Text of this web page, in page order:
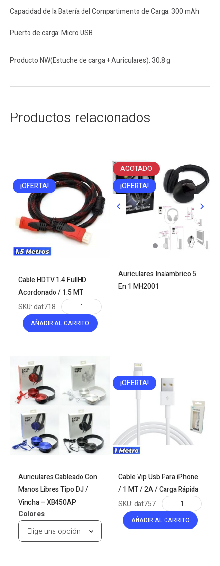
Capacidad de la Batería del Compartimentode Carga: 300 mAh
Puertode carga:Micro USB
ProductoNW(Estuchede carga+ Auriculares): 30.8g
Productos relacionados
¡OFERTA!
Cable HDTV 1.4 FullHD
Acordonado / 1.5 MT
AÑADIR AL CARRITO
SKU:dat718
AGOTADO
¡OFERTA!
Auriculares Inalambrico 5
En 1 MH2001
Auriculares Cableado Con
Manos Libres Tipo DJ /
Vincha – XB450AP
Colores
¡OFERTA!
Cable Vip Usb Para iPhone
/ 1 MT / 2A / Carga Rápida
AÑADIR AL CARRITO
SKU:dat757